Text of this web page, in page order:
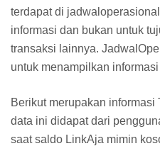
terdapat di
informasi dan bukan untuk
transaksi lainnya.
untuk menampilkan
Berikut merupakan informasi
data ini didapat dari
saat saldo LinkAja mimin